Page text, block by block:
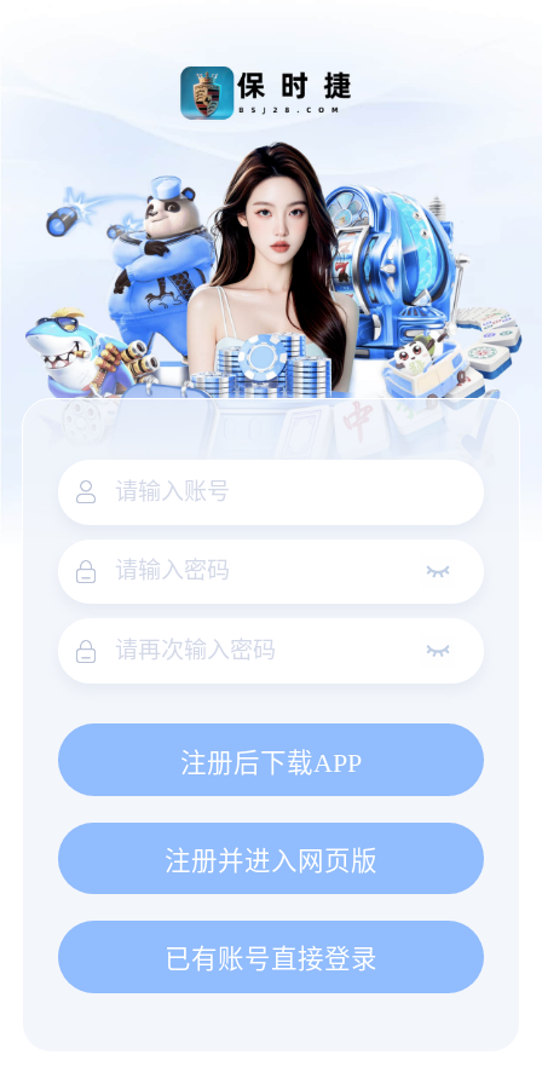
注册后下载APP
注册并进入网页版
已有账号直接登录